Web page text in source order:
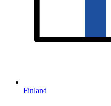
Finland